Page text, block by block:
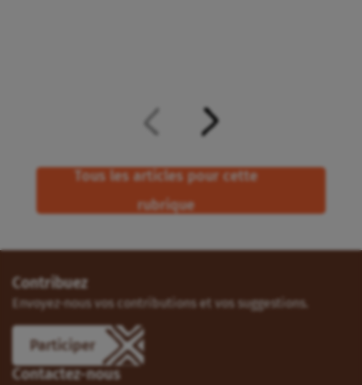
Tous les articles pour cette
rubrique
Contribuez
Envoyez-nous vos contributions et vos suggestions.
Participer
Contactez-nous